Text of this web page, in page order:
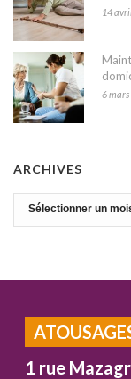
14
6
ARCHIVES
Archives
1 rue